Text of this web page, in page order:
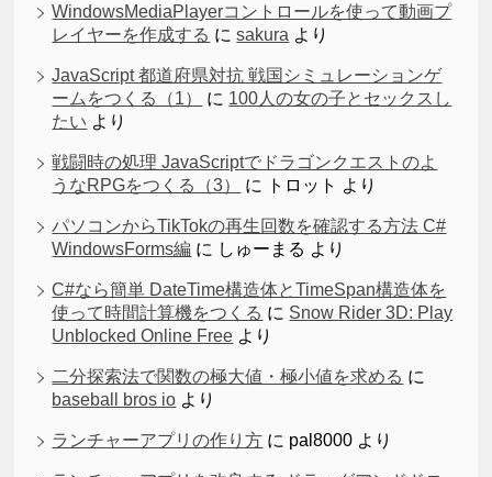
WindowsMediaPlayerコントロールを使って動画プ
レイヤーを作成する にsakura より
JavaScript 都道府県対抗 戦国シミュレーションゲ
ームをつくる（1）
に 100人の女の子とセックスし
たい より
戦闘時の処理 JavaScriptでドラゴンクエストのよ
うなRPGをつくる（3）
に トロット より
パソコンからTikTokの再生回数を確認する方法 C#
WindowsForms編 に しゅーまる より
C#なら簡単 DateTime構造体とTimeSpan構造体を
使って時間計算機をつくる に Snow Rider 3D: Play
Unblocked Online Free より
二分探索法で関数の極大値・極小値を求める に
baseball bros io より
ランチャーアプリの作り方 に pal8000 より